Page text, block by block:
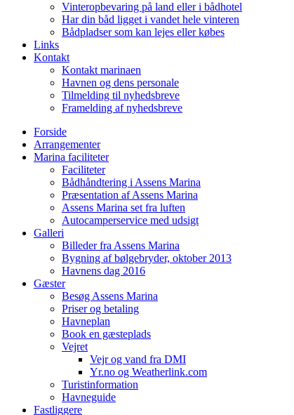
Vinteropbevaring på land eller i bådhotel
Har din båd ligget i vandet hele vinteren
Bådpladser som kan lejes eller købes
Links
Kontakt
Kontakt marinaen
Havnen og dens personale
Tilmelding til nyhedsbreve
Framelding af nyhedsbreve
Forside
Arrangementer
Marina faciliteter
Faciliteter
Bådhåndtering i Assens Marina
Præsentation af Assens Marina
Assens Marina set fra luften
Autocamperservice med udsigt
Galleri
Billeder fra Assens Marina
Bygning af bølgebryder, oktober 2013
Havnens dag 2016
Gæster
Besøg Assens Marina
Priser og betaling
Havneplan
Book en gæsteplads
Vejret
Vejr og vand fra DMI
Yr.no og Weatherlink.com
Turistinformation
Havneguide
Fastliggere